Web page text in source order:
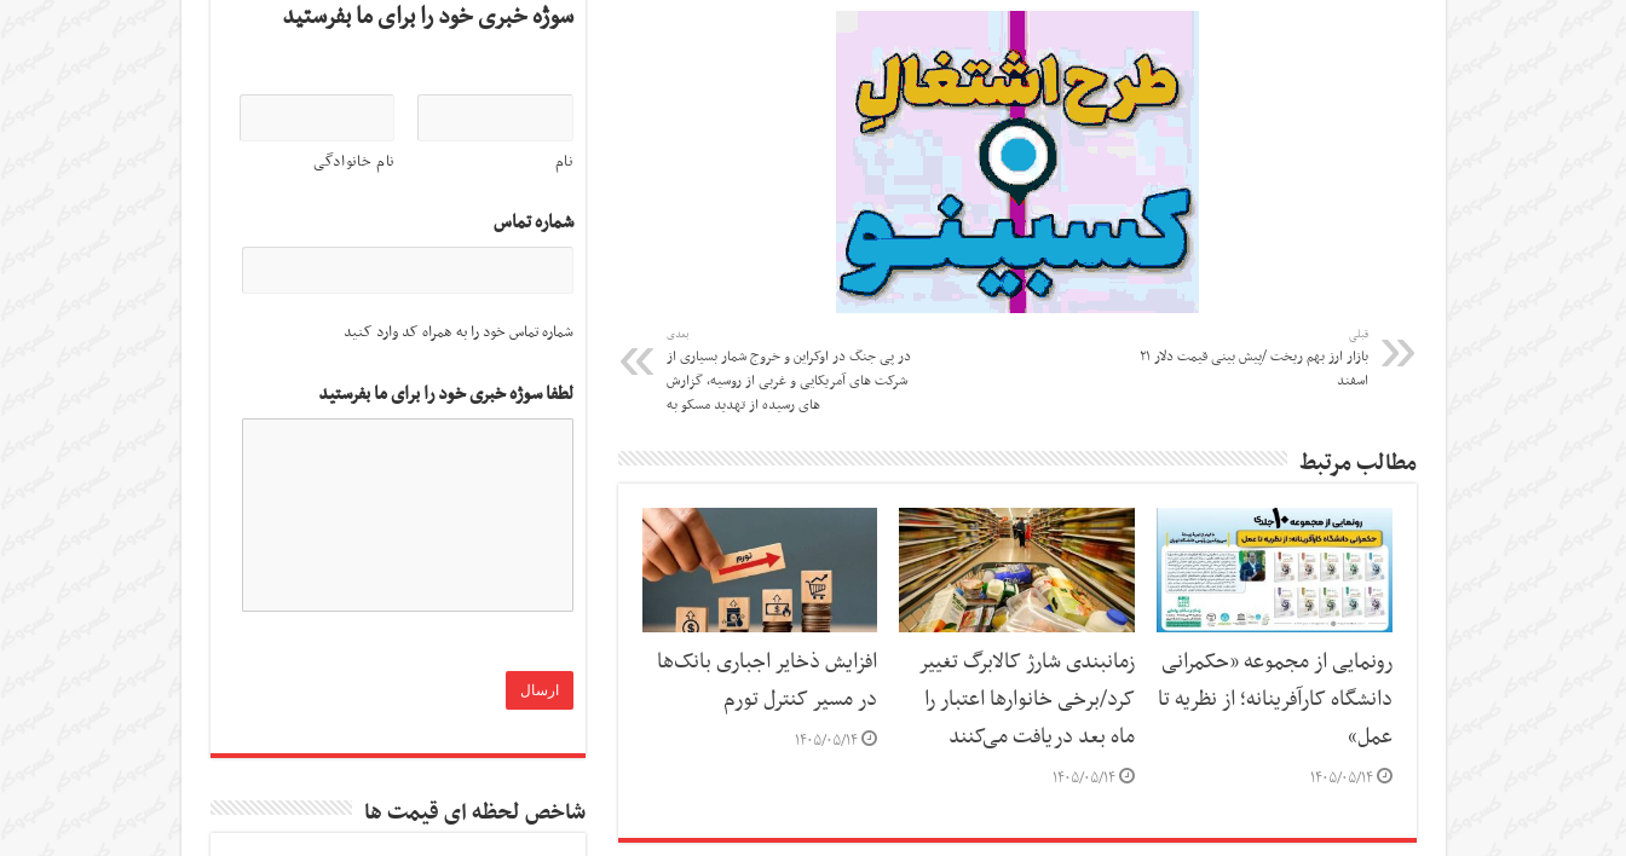
قبلی
بازار ارز بهم ریخت /پیش بینی قیمت دلار ۲۱
اسفند
بعدی
در پی جنگ در اوکراین و خروج شمار بسیاری از
شرکت های آمریکایی و غربی از روسیه، گزارش
های رسیده از تهدید مسکو به
مطالب مرتبط
رونمایی از مجموعه «حکمرانی
دانشگاه کارآفرینانه؛ از نظریه تا
عمل»
۱۴۰۵/۰۵/۱۴
زمانبندی شارژ کالابرگ تغییر
کرد/برخی خانوارها اعتبار را
ماه بعد دریافت می‌کنند
۱۴۰۵/۰۵/۱۴
افزایش ذخایر اجباری بانک‌ها
در مسیر کنترل تورم
۱۴۰۵/۰۵/۱۴
سوژه خبری خود را برای ما بفرستید
نام نام خانوادگی
شماره تماس
شماره تماس خود را به همراه کد وارد کنید
لطفا سوژه خبری خود را برای ما بفرستید
شاخص لحظه ای قیمت ها